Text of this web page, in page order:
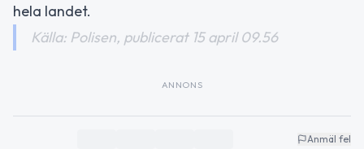
hela landet.
Källa: Polisen, publicerat 15 april 09.56
ANNONS
Anmäl fel